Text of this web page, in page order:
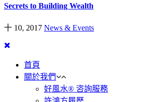
Secrets to Building Wealth
十 10, 2017 News & Events
首頁
關於我們
好風水® 咨詢服務